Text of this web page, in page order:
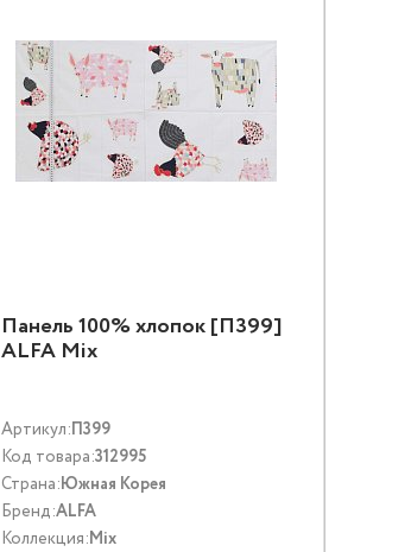
Панель 100% хлопок [П399]
ALFA Mix
Артикул:П399
Код товара:312995
Страна:Южная Корея
Бренд:ALFA
Коллекция:Mix